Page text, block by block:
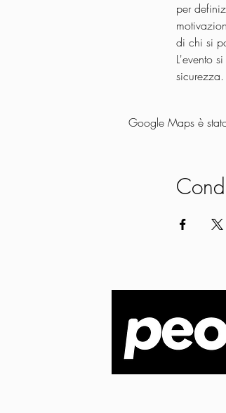
per
di chi si
L'evento
Google Maps è